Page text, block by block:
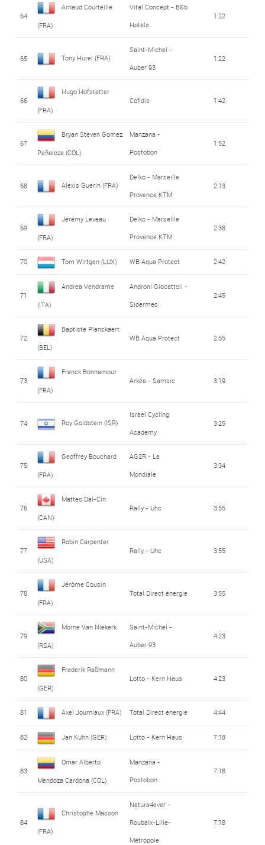
64
Arnaud Courteille
(FRA)
Vital Concept - B&b
Hotels
1:22
65 Tony Hurel (FRA)
Saint-Michel -
Auber 93
1:22
66
Hugo Hofstetter
(FRA)
Cofidis 1:42
67
Bryan Steven Gomez
Peñaloza (COL)
Manzana -
Postobon
1:52
68 Alexis Guerin (FRA)
Delko - Marseille
Provence KTM
2:13
69
Jérémy Leveau
(FRA)
Delko - Marseille
Provence KTM
2:38
70 Tom Wirtgen (LUX) WB Aqua Protect 2:42
71
Andrea Vendrame
(ITA)
Androni Giocattoli -
Sidermec
2:45
72
Baptiste Planckaert
(BEL)
WB Aqua Protect 2:55
73
Franck Bonnamour
(FRA)
Arkéa - Samsic 3:19
74 Roy Goldstein (ISR)
Israel Cycling
Academy
3:25
75
Geoffrey Bouchard
(FRA)
AG2R - La
Mondiale
3:34
76
Matteo Dal-Cin
(CAN)
Rally - Uhc 3:55
77
Robin Carpenter
(USA)
Rally - Uhc 3:55
78
Jérôme Cousin
(FRA)
Total Direct énergie 3:55
79
Morne Van Niekerk
(RSA)
Saint-Michel -
Auber 93
4:23
80
Frederik Raßmann
(GER)
Lotto - Kern Haus 4:23
81 Axel Journiaux (FRA) Total Direct énergie 4:44
82 Jan Kuhn (GER) Lotto - Kern Haus 7:18
83
Omar Alberto
Mendoza Cardona (COL)
Manzana -
Postobon
7:18
84
Christophe Masson
(FRA)
Natura4ever -
Roubaix-Lille-
Métropole
7:18